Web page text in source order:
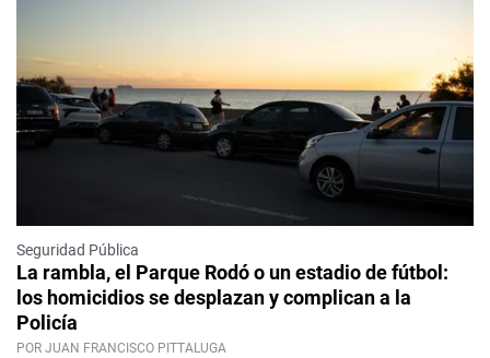
Seguridad Pública
La rambla, el Parque Rodó o un estadio de fútbol:
los homicidios se desplazan y complican a la
Policía
POR JUAN FRANCISCO PITTALUGA